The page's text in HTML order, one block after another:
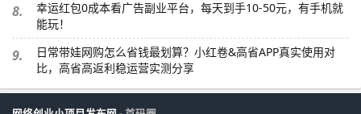
8.
幸运红包0成本看广告副业平台，每天到手10-50元，有手机就
能玩！
9.
日常带娃网购怎么省钱最划算？小红卷&高省APP真实使用对
比，高省高返利稳运营实测分享